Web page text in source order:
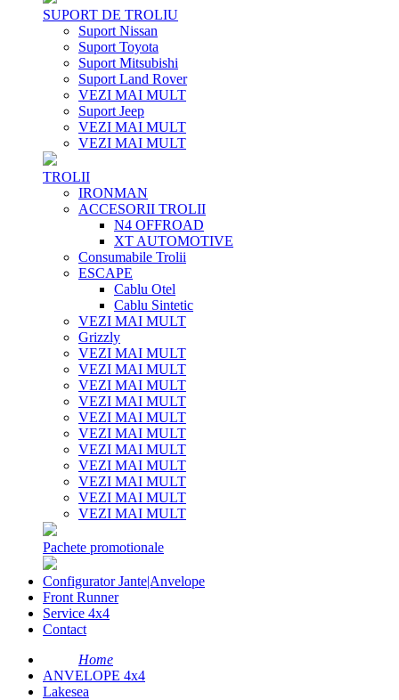
SUPORT DE TROLIU
Suport Nissan
Suport Toyota
Suport Mitsubishi
Suport Land Rover
VEZI MAI MULT
Suport Jeep
VEZI MAI MULT
VEZI MAI MULT
TROLII
IRONMAN
ACCESORII TROLII
N4 OFFROAD
XT AUTOMOTIVE
Consumabile Trolii
ESCAPE
Cablu Otel
Cablu Sintetic
VEZI MAI MULT
Grizzly
VEZI MAI MULT
VEZI MAI MULT
VEZI MAI MULT
VEZI MAI MULT
VEZI MAI MULT
VEZI MAI MULT
VEZI MAI MULT
VEZI MAI MULT
VEZI MAI MULT
VEZI MAI MULT
VEZI MAI MULT
Pachete promotionale
Configurator Jante|Anvelope
Front Runner
Service 4x4
Contact
Home
ANVELOPE 4x4
Lakesea